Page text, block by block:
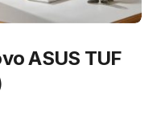
ASUS TUF